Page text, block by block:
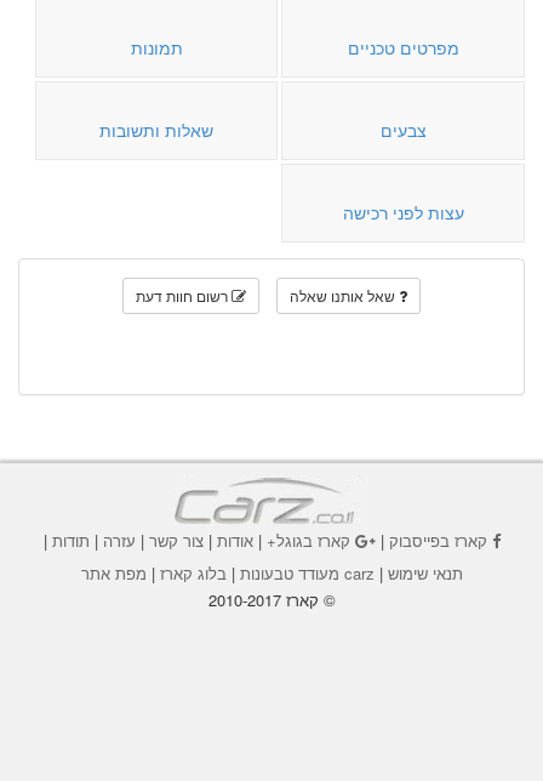
מפרטים טכניים תמונות
צבעים שאלות ותשובות
עצות לפני רכישה
שאל אותנו שאלה רשום חוות דעת
קארז בפייסבוק| קארז בגוגל+|אודות |צור קשר | עזרה | תודות |
תנאי שימוש | carz מעודד טבעונות | בלוג קארז | מפת אתר
© קארז 2010-2017